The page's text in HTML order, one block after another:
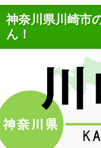
神奈川県川崎市
ん！